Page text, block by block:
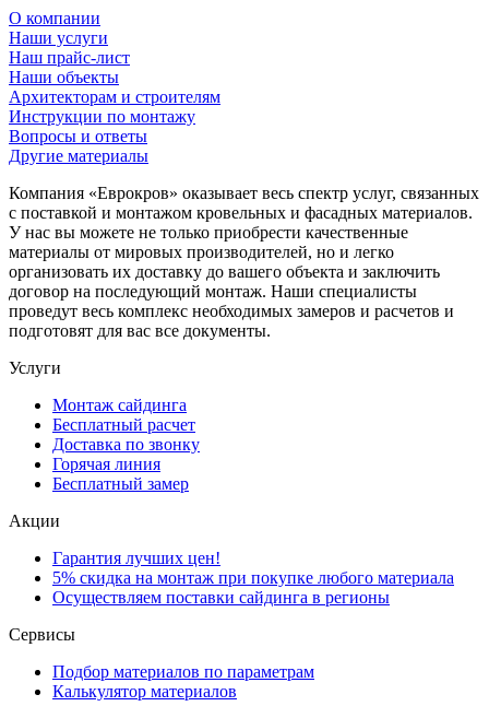
О компании
Наши услуги
Наш прайс-лист
Наши объекты
Архитекторам и строителям
Инструкции по монтажу
Вопросы и ответы
Другие материалы
Компания «Еврокров» оказывает весь спектр услуг, связанных
с поставкой и монтажом кровельных и фасадных материалов.
У нас вы можете не только приобрести качественные
материалы от мировых производителей, но и легко
организовать их доставку до вашего объекта и заключить
договор на последующий монтаж. Наши специалисты
проведут весь комплекс необходимых замеров и расчетов и
подготовят для вас все документы.
Услуги
Монтаж сайдинга
Бесплатный расчет
Доставка по звонку
Горячая линия
Бесплатный замер
Акции
Гарантия лучших цен!
5% скидка на монтаж при покупке любого материала
Осуществляем поставки сайдинга в регионы
Сервисы
Подбор материалов по параметрам
Калькулятор материалов